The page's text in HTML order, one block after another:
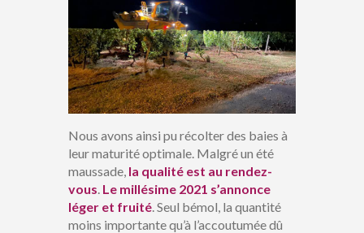
Nous avons ainsi pu récolter des baies à
leur maturité optimale. Malgré un été
maussade, la qualité est au rendez-
vous Le millésime 2021 s’annonce
léger et fruité . Seul bémol, la quantité
moins importante qu’à l’accoutumée dû